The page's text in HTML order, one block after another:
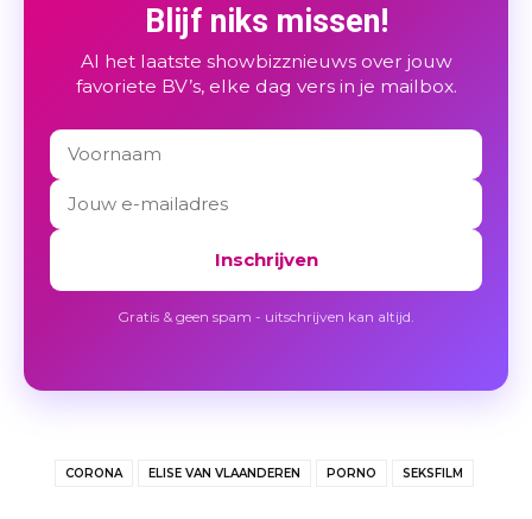
Blijf niks missen!
Al het laatste showbizznieuws over jouw
favoriete BV’s, elke dag vers in je mailbox.
Inschrijven
Gratis & geen spam - uitschrijven kan altijd.
CORONA ELISE VAN VLAANDEREN PORNO SEKSFILM